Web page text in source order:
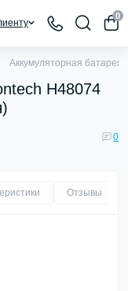
0
Аккумуляторная батарея
H48074
0
Отзывы